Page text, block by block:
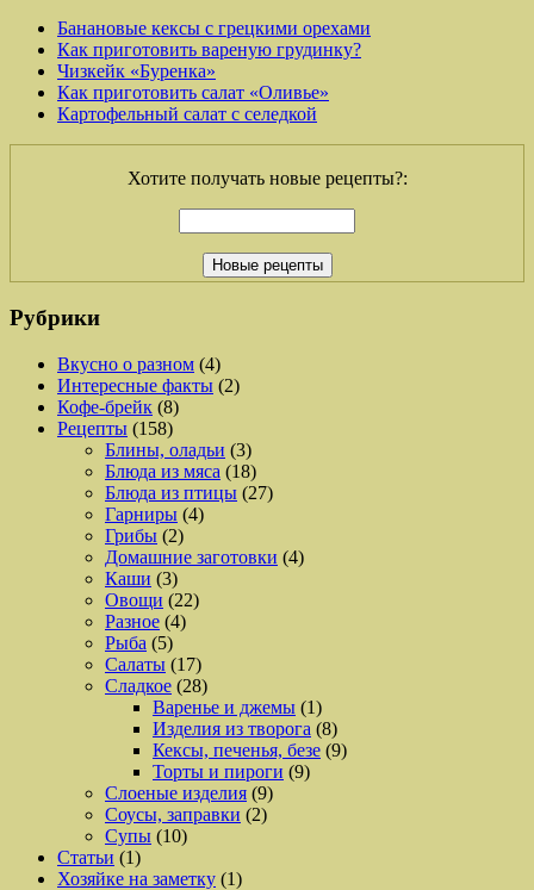
Банановые кексы с грецкими орехами
Как приготовить вареную грудинку?
Чизкейк «Буренка»
Как приготовить салат «Оливье»
Картофельный салат с селедкой
Хотите получать новые рецепты?:
Рубрики
Вкусно о разном (4)
Интересные факты (2)
Кофе-брейк (8)
Рецепты (158)
Блины, оладьи (3)
Блюда из мяса (18)
Блюда из птицы (27)
Гарниры (4)
Грибы (2)
Домашние заготовки (4)
Каши (3)
Овощи (22)
Разное (4)
Рыба (5)
Салаты (17)
Сладкое (28)
Варенье и джемы (1)
Изделия из творога (8)
Кексы, печенья, безе (9)
Торты и пироги (9)
Слоеные изделия (9)
Соусы, заправки (2)
Супы (10)
Статьи (1)
Хозяйке на заметку (1)